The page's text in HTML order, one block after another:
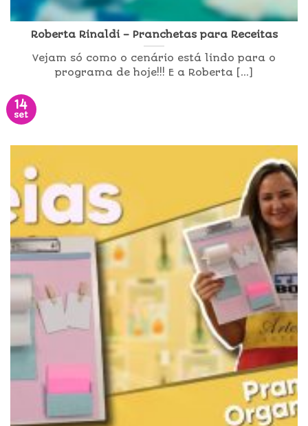
Roberta Rinaldi – Pranchetas para Receitas
Vejam só como o cenário está lindo para o
programa de hoje!!! E a Roberta [...]
14
set